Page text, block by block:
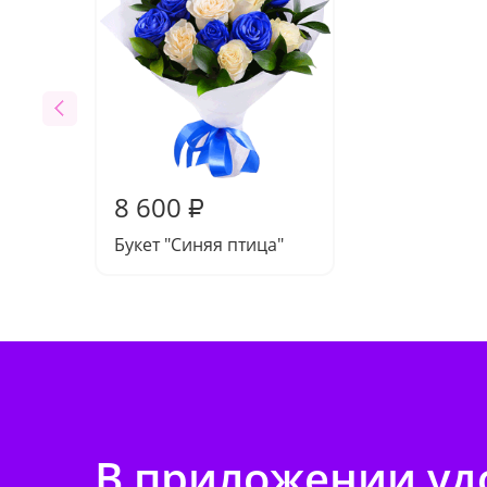
8 600 ₽
Букет "Синяя птица"